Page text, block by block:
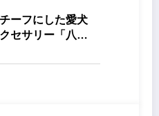
ーフにした愛犬
セサリー「八心